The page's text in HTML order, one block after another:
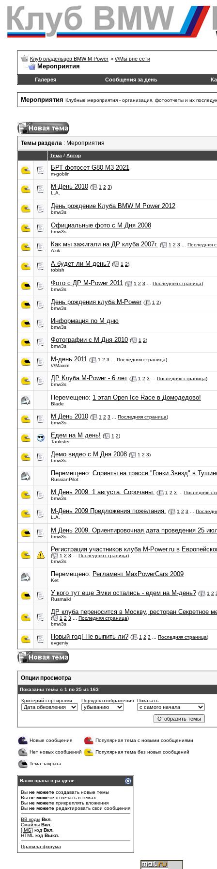
Клуб владельцев BMW M Power > ///Mы вне сети
Мероприятия
Галерея Сообщения за день
Мероприятия Клубные мероприятия - организация, фотоотчеты и их
Темы раздела : Мероприятия
Тема / Автор
БРТ фотосет G80 M3 2021
m-goblin
М-День 2010 ( 1 2 3)
L.A.
День рождение Клуба BMW M Power 2012
bmw3s
Официальные фото с М Дня 2008
bmw3s
Как мы зажигали на ДР клуба 2007г. ( 1 2 3
Последняя
Azik
А будет ли М день? ( 1 2)
tobish
Фото с ДР M-Power 2011 ( 1 2 3 Последняя страница)
bmw3s
День рождения клуба M-Power ( 1 2)
bmw3s
Информация по М дню
bmw3s
Фотографии с М Дня 2010 ( 1 2)
bmw3s
М-день 2011 ( 1 2 3 Последняя страница)
///Maxim
ДР Клуба M-Power - 6 лет ( 1 2 3 Последняя страница)
bmw3s
Перемещено: 1 этап Open Ice Race в Домодедово!
Blade
М День 2010 ( 1 2 3 Последняя страница)
bmw3s
Едем на М день! ( 1 2)
Tankster
Демо видео с М Дня 2008 ( 1 2 3)
bmw3s
Перемещено: Спринты на трассе "Гонки Звезд" в
RussianPilot
М День 2009. 1 августа. Сорочаны. ( 1 2 3
Последняя
bmw3s
М-День 2009 Предложения пожелания. ( 1 2 3
L.A.
М День 2009. Ориентировочная дата проведения 25
bmw3s
Регистрация участников клуба M-Power.ru в
( 1 2 3 Последняя страница)
bmw3s
Перемещено: Регламент MaxPowerCars 2009
Ket
У кого тут еще Эмки остались - едем на М-день? ( 1 2
Rusmaikl
ДР клуба переносится в Москву, ресторан Секретное
( 1 2 3 Последняя страница)
bmw3s
Новый год! Не выпить ли? ( 1 2 3 Последняя страница)
evgeniy
Опции просмотра
Показаны темы с 1 по 25 из 163
Критерий сортировки Порядок отображения Показать
Новые сообщения Популярная тема с новыми сообщениями
Нет новых сообщений Популярная тема без новых сообщений
Тема закрыта
Ваши права в разделе
Вы не можете создавать новые темы
Вы не можете отвечать в темах
Вы не можете прикреплять вложения
Вы не можете редактировать свои сообщения
BB коды Вкл.
Смайлы Вкл.
[IMG] код Вкл.
HTML код Выкл.
Правила форума